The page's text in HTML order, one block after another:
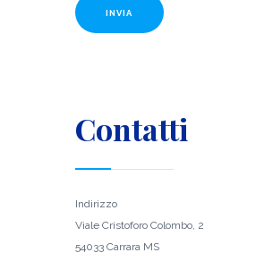
Contatti
Indirizzo
Viale Cristoforo Colombo, 2
54033 Carrara MS